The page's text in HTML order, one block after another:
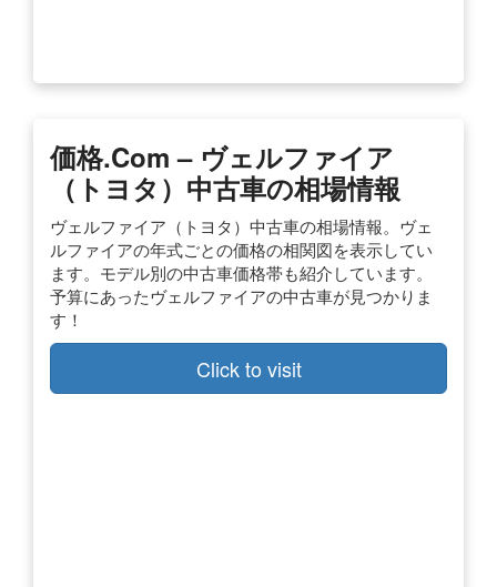
価格.com – ヴェルファイア
（トヨタ）中古車の相場情報
ヴェルファイア（トヨタ）中古車の相場情報。ヴェ
ルファイアの年式ごとの価格の相関図を表示してい
ます。モデル別の中古車価格帯も紹介しています。
予算にあったヴェルファイアの中古車が見つかりま
す！
Click to visit